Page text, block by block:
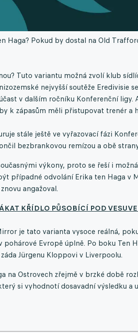
Haga? Pokud by dostal na Old
Tuto variantu možná zvolí klub
nejvyšší soutěže Eredivisie
v dalším ročníku Konferenční ligy.
k zápasům měli přistupovat trenér a
stále ještě ve vyřazovací fázi
bezbrankovou remízou a obě
výkony, proto se řeší i
případné odvolání Erika ten Haga v
angažoval.
KŘÍDLO PŮSOBÍCÍ POD
je tato varianta vysoce reálná,
Evropě úplně. Po boku Ten
Jürgenu Kloppovi v Liverpoolu.
na Ostrovech zřejmě v brzké době
si vyhodnotí dosavadní výsledku a